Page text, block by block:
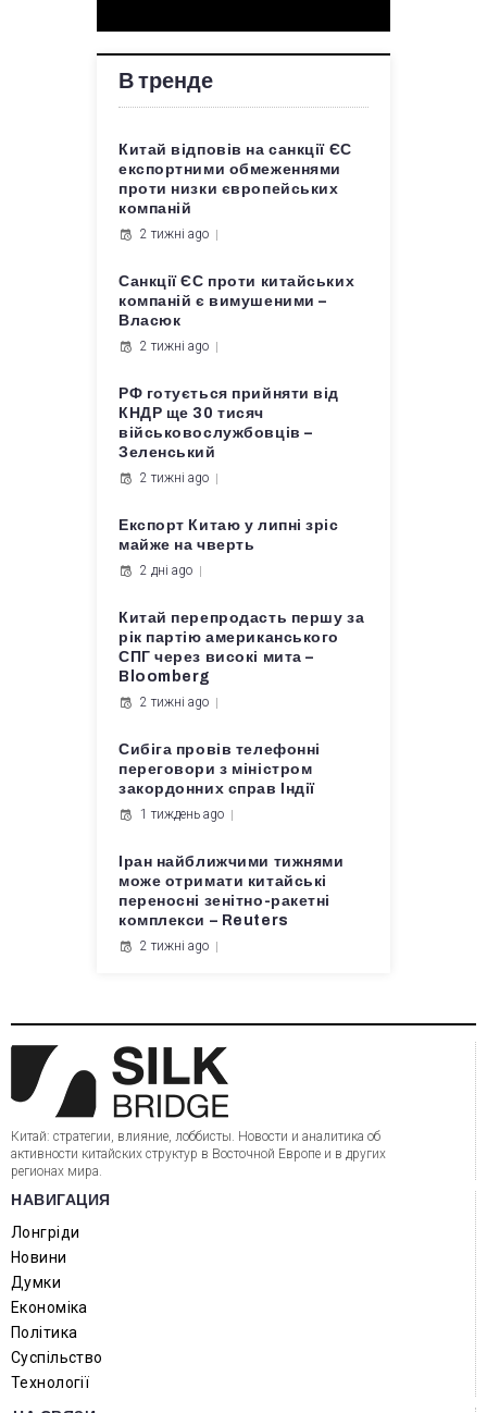
В тренде
Китай відповів на санкції ЄС
експортними обмеженнями
проти низки європейських
компаній
2 тижні ago
Санкції ЄС проти китайських
компаній є вимушеними –
Власюк
2 тижні ago
РФ готується прийняти від
КНДР ще 30 тисяч
військовослужбовців –
Зеленський
2 тижні ago
Експорт Китаю у липні зріс
майже на чверть
2 дні ago
Китай перепродасть першу за
рік партію американського
СПГ через високі мита –
Bloomberg
2 тижні ago
Сибіга провів телефонні
переговори з міністром
закордонних справ Індії
1 тиждень ago
Іран найближчими тижнями
може отримати китайські
переносні зенітно-ракетні
комплекси – Reuters
2 тижні ago
Китай: стратегии, влияние, лоббисты. Новости и аналитика об
активности китайских структур в Восточной Европе и в других
регионах мира.
НАВИГАЦИЯ
Лонгріди
Новини
Думки
Економіка
Політика
Суспільство
Технології